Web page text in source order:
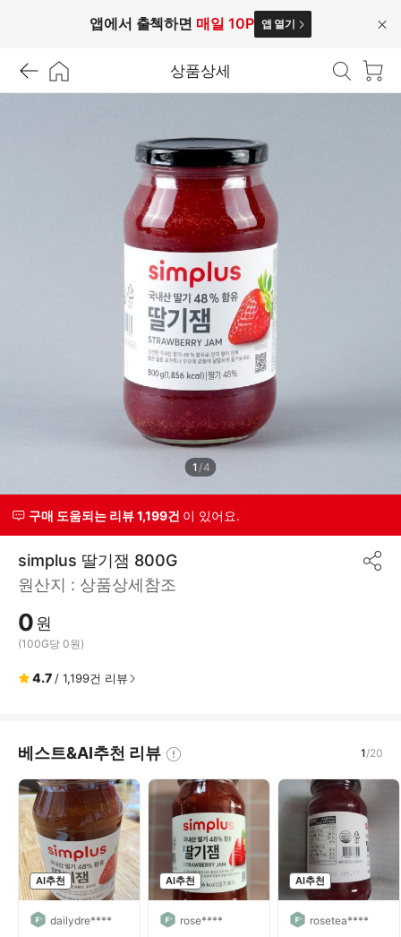
앱에서 출첵하면 매일 10P 앱 열기
닫
상품상세
1/4
구매 도움되는 리뷰 1,199건 이 있어요.
simplus 딸기잼 800G
원산지 : 상품상세참조
0원
(100G당 0원)
4.7 / 1,199건 리뷰
공
베스트&AI추천 리뷰 1/20
AI추천
dailydre****
AI추천
rose****
AI추천
rosetea****